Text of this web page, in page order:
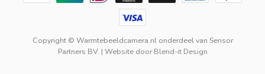
Copyright © Warmtebeeldcamera.nl onderdeel van Sensor
Partners BV. | Website doorBlend-it Design